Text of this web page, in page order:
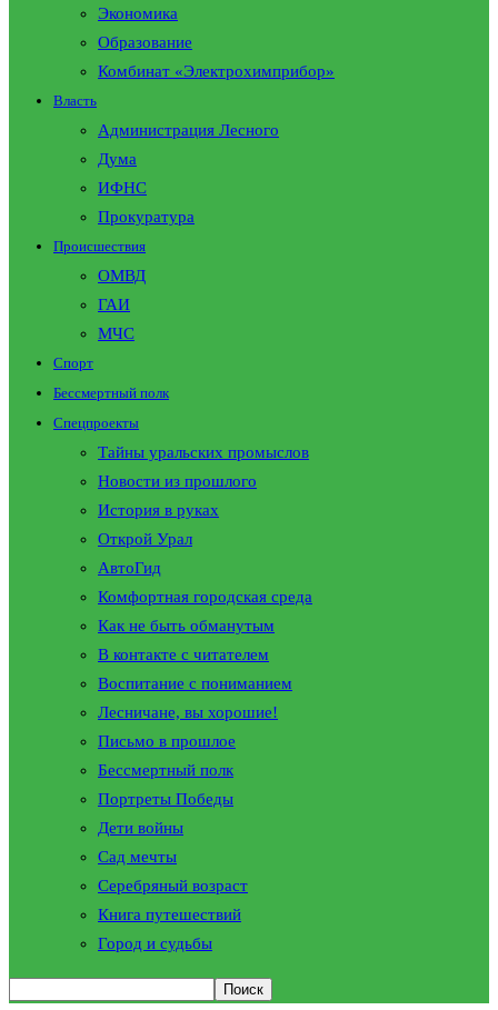
Экономика
Образование
Комбинат «Электрохимприбор»
Власть
Администрация Лесного
Дума
ИФНС
Прокуратура
Происшествия
ОМВД
ГАИ
МЧС
Спорт
Бессмертный полк
Спецпроекты
Тайны уральских промыслов
Новости из прошлого
История в руках
Открой Урал
АвтоГид
Комфортная городская среда
Как не быть обманутым
В контакте с читателем
Воспитание с пониманием
Лесничане, вы хорошие!
Письмо в прошлое
Бессмертный полк
Портреты Победы
Дети войны
Сад мечты
Серебряный возраст
Книга путешествий
Город и судьбы